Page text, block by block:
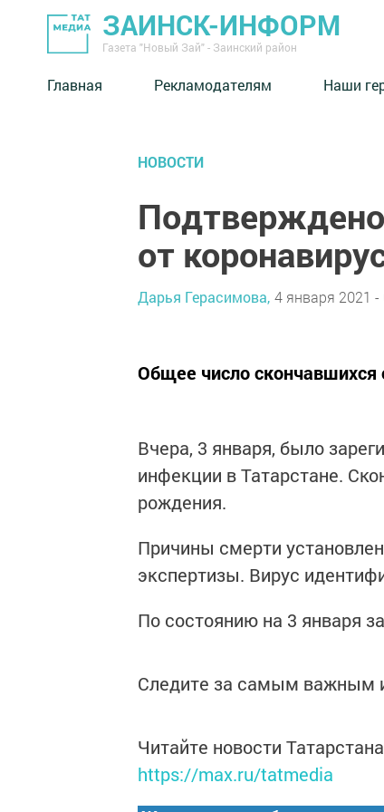
ЗАИНСК-ИНФОРМ
Газета "Новый Зай" - Заинский район
Главная Рекламодателям Наши
НОВОСТИ
от
Дарья Герасимова, 4 января 2021 -
Общее число скончавшихся
Вчера, 3 января, было
инфекции в Татарстане.
рождения.
Причины смерти
экспертизы. Вирус
По состоянию на 3 января
Следите за самым важным
Читайте новости
https://max.ru/tatmedia